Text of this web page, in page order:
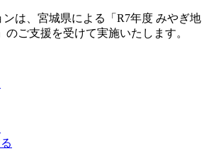
ンは、宮城県による「R7年度 みやぎ地
のご支援を受けて実施いたします。